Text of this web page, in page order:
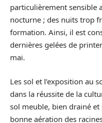
particulièrement sensible
nocturne ; des nuits trop
formation. Ainsi, il est
dernières gelées de
mai.
Les sol et l’exposition au
dans la réussite de la
sol meuble, bien drainé
bonne aération des